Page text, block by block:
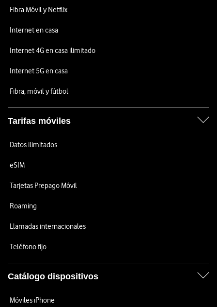
Fibra Móvil y Netflix
Internet en casa
Internet 4G en casa ilimitado
Internet 5G en casa
Fibra, móvil y fútbol
Tarifas móviles
Datos ilimitados
eSIM
Tarjetas Prepago Móvil
Roaming
Llamadas internacionales
Teléfono fijo
Catálogo dispositivos
Móviles iPhone